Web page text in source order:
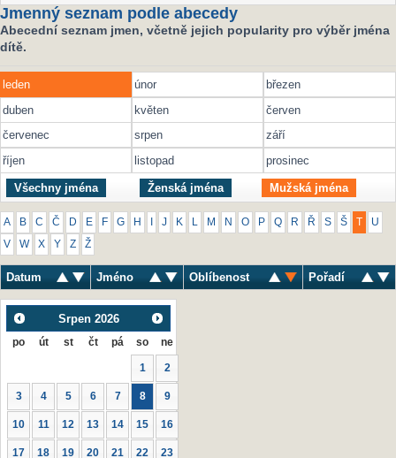
Jmenný seznam podle abecedy
Abecední seznam jmen, včetně jejich popularity pro výběr jména
dítě.
leden únor
březen
duben
květen
červen
červenec
srpen
září
říjen
listopad prosinec
Všechny jména Ženská jména Mužská jména
A B C Č D E F G H J K M N O P Q R Ř S Š U
V W X Y Z Ž
Datum Jméno Oblíbenost Pořadí
Srpen 2026
po út st čt pá so ne
1 2
3 4 5 6 7 8 9
10 11 12 13 14 15 16
17 18 19 20 21 22 23